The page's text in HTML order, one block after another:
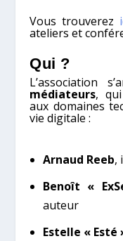
Vous trouverez
ateliers et
Qui ?
L’association
médiateurs,
aux domaines
vie digitale :
Arnaud Reeb,
Benoît «
auteur
Estelle « Esté